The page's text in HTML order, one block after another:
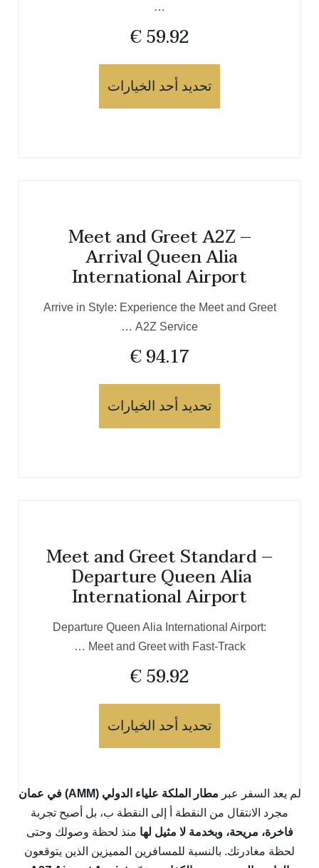
…
€59.92
تحديد أحد الخيارات
Meet and Greet A2Z –
Arrival Queen Alia
International Airport
Arrive in Style: Experience the Meet and Greet
A2Z Service …
€94.17
تحديد أحد الخيارات
Meet and Greet Standard –
Departure Queen Alia
International Airport
Departure Queen Alia International Airport:
Meet and Greet with Fast-Track …
€59.92
تحديد أحد الخيارات
لم يعد السفر عبر مطار الملكة علياء الدولي (AMM) في عمان
مجرد الانتقال من النقطة أ إلى النقطة ب، بل أصبح تجربة
فاخرة، مريحة، وبخدمة لا مثيل لها منذ لحظة وصولك وحتى
لحظة مغادرتك. بالنسبة للمسافرين المميزين الذين يتوقعون